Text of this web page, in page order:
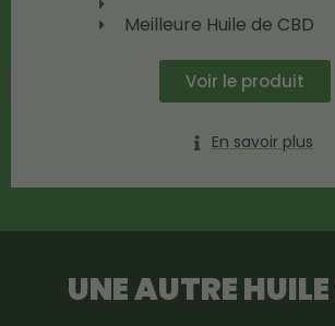
Meilleure Huile de CBD
Voir le produit
En savoir plus
UNE AUTRE